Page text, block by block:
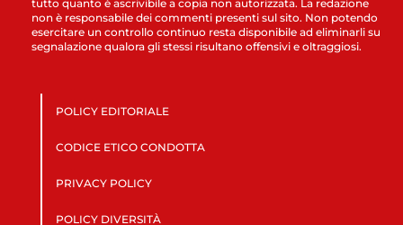
tutto quanto è ascrivibile a copia non autorizzata. La redazione
non è responsabile dei commenti presenti sul sito. Non potendo
esercitare un controllo continuo resta disponibile ad eliminarli su
segnalazione qualora gli stessi risultano offensivi e oltraggiosi.
POLICY EDITORIALE
CODICE ETICO CONDOTTA
PRIVACY POLICY
POLICY DIVERSITÀ